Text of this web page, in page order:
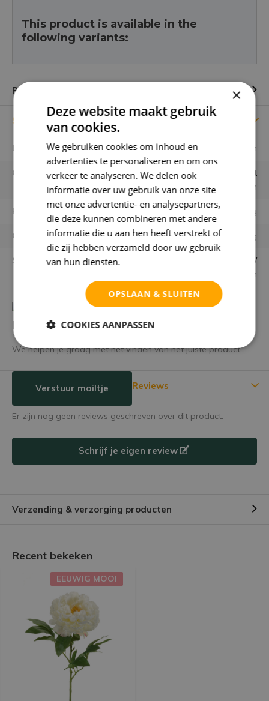
This product is available in the
following variants:
Productomschrijving
Specificaties
Lengte 65 cm
Gebruiken
Los in vaas of combineren met
andere bloemen
Houdbaarheid Eeuwig
Garantie niet goed = geld terug
Samenstelling bloemen
Zijden bloemen /
kunstbloemen
Heb je een vraag over dit product?
We helpen je graag met het vinden van het juiste product.
Verstuur mailtje Reviews
Er zijn nog geen reviews geschreven over dit product.
Schrijf je eigen review
Verzending & verzorging producten
Recent bekeken
EEUWIG MOOI
×
Deze website maakt gebruik
van cookies.
We gebruiken cookies om inhoud en
advertenties te personaliseren en om ons
verkeer te analyseren. We delen ook
informatie over uw gebruik van onze site
met onze advertentie- en analysepartners,
die deze kunnen combineren met andere
informatie die u aan hen heeft verstrekt of
die zij hebben verzameld door uw gebruik
van hun diensten.
OPSLAAN & SLUITEN
COOKIES AANPASSEN